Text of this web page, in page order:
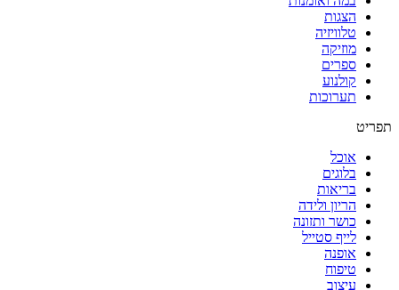
הצגות
טלוויזיה
מוזיקה
ספרים
קולנוע
תערוכות
תפריט
אוכל
בלוגים
בריאות
הריון ולידה
כושר ותזונה
לייף סטייל
אופנה
טיפוח
עיצוב